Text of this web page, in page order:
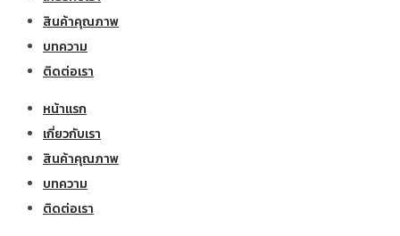
สินค้าคุณภาพ
บทความ
ติดต่อเรา
หน้าแรก
เกี่ยวกับเรา
สินค้าคุณภาพ
บทความ
ติดต่อเรา